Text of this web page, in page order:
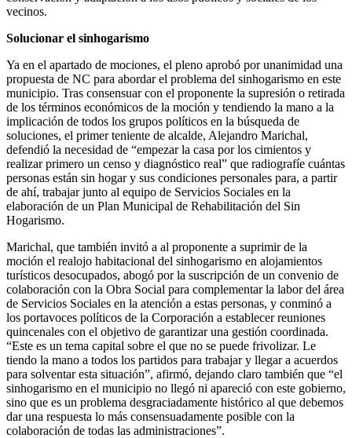
vecinos.
Solucionar el sinhogarismo
Ya en el apartado de mociones, el pleno aprobó por unanimidad una
propuesta de NC para abordar el problema del sinhogarismo en este
municipio. Tras consensuar con el proponente la supresión o retirada
de los términos económicos de la moción y tendiendo la mano a la
implicación de todos los grupos políticos en la búsqueda de
soluciones, el primer teniente de alcalde, Alejandro Marichal,
defendió la necesidad de “empezar la casa por los cimientos y
realizar primero un censo y diagnóstico real” que radiografíe cuántas
personas están sin hogar y sus condiciones personales para, a partir
de ahí, trabajar junto al equipo de Servicios Sociales en la
elaboración de un Plan Municipal de Rehabilitación del Sin
Hogarismo.
Marichal, que también invitó a al proponente a suprimir de la
moción el realojo habitacional del sinhogarismo en alojamientos
turísticos desocupados, abogó por la suscripción de un convenio de
colaboración con la Obra Social para complementar la labor del área
de Servicios Sociales en la atención a estas personas, y conminó a
los portavoces políticos de la Corporación a establecer reuniones
quincenales con el objetivo de garantizar una gestión coordinada.
“Este es un tema capital sobre el que no se puede frivolizar. Le
tiendo la mano a todos los partidos para trabajar y llegar a acuerdos
para solventar esta situación”, afirmó, dejando claro también que “el
sinhogarismo en el municipio no llegó ni apareció con este gobierno,
sino que es un problema desgraciadamente histórico al que debemos
dar una respuesta lo más consensuadamente posible con la
colaboración de todas las administraciones”.